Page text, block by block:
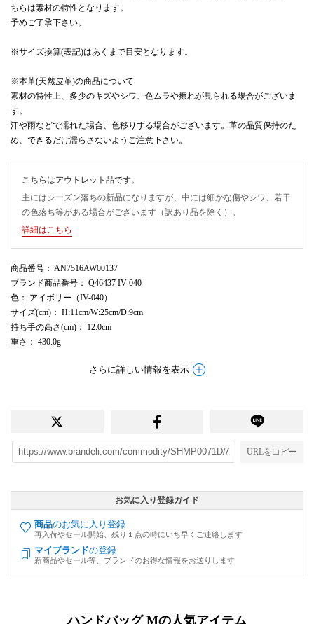
ちらは素材の特性となります。
予めご了承下さい。
※サイズ換算(表記)はあくまで目安となります。
※本革(天然皮革)の商品について
素材の特性上、多少のキズやシワ、色ムラや擦れが見られる場合がございま
す。
汗や雨などで濡れた場合、色移りする場合がございます。革の品質保持のた
め、できるだけ濡らさないようご注意下さい。
こちらはアウトレット品です。
主にはシーズン落ちの新品になりますが、中には細かな傷やシワ、若干
の色落ち等がある場合がございます（訳あり品を除く）。
詳細はこちら
商品番号 ： AN7516AW00137
ブランド商品番号 ： Q46437 IV-040
色 ： アイボリー（IV-040）
サイズ(cm) ： H:11cm/W:25cm/D:9cm
持ち手の高さ(cm) ： 12.0cm
重さ ： 430.0g
さらに詳しい情報を表示
URLをコピー
お気に入り登録ガイド
商品のお気に入り登録
再入荷やセール開始、残り１点の時にいち早くご連絡します
マイブランドの登録
新商品やセール等、ブランドのお得な情報をお送りします
ハンドバッグ Mの人気アイテム